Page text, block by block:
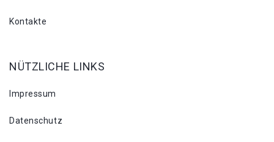
Kontakte
NÜTZLICHE LINKS
Impressum
Datenschutz